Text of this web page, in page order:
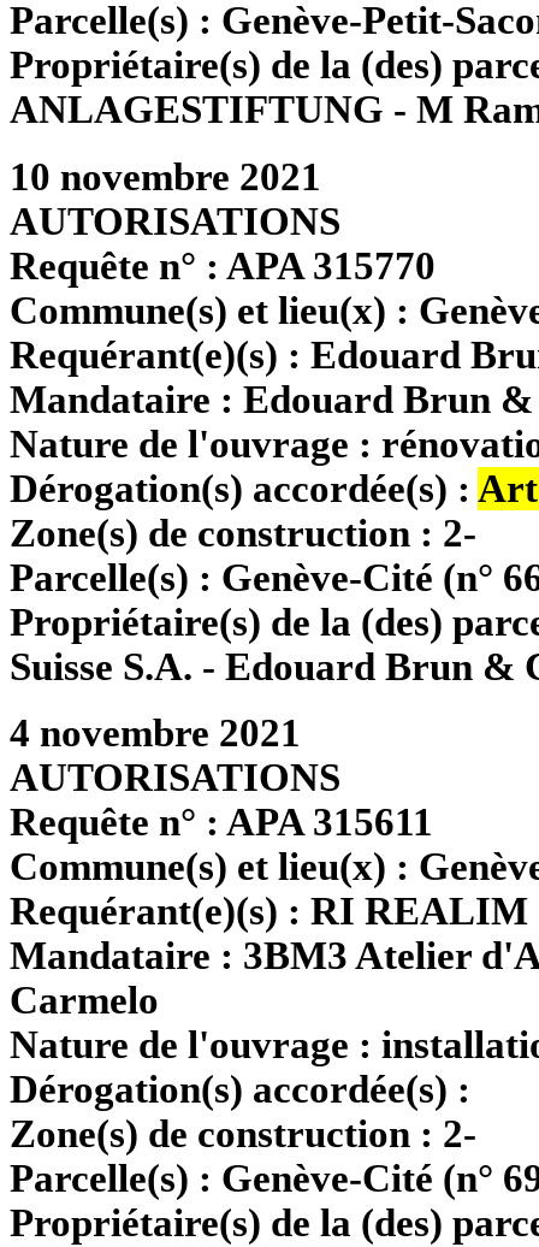
Parcelle(s) : Genève-Petit-
Propriétaire(s) de la (des)
ANLAGESTIFTUNG - M
10 novembre 2021
AUTORISATIONS
Requête n° : APA 315770
Commune(s) et lieu(x) :
Requérant(e)(s) : Edouard
Mandataire : Edouard Brun
Nature de l'ouvrage :
Dérogation(s) accordée(s) :
Zone(s) de construction : 2-
Parcelle(s) : Genève-Cité (n°
Propriétaire(s) de la (des)
Suisse S.A. - Edouard Brun &
4 novembre 2021
AUTORISATIONS
Requête n° : APA 315611
Commune(s) et lieu(x) :
Requérant(e)(s) : RI REALIM
Mandataire : 3BM3 Atelier
Carmelo
Nature de l'ouvrage :
Dérogation(s) accordée(s) :
Zone(s) de construction : 2-
Parcelle(s) : Genève-Cité (n°
Propriétaire(s) de la (des)